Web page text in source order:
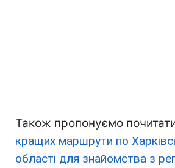
Також пропонуємо
кращих маршрути по
області для знайомства з